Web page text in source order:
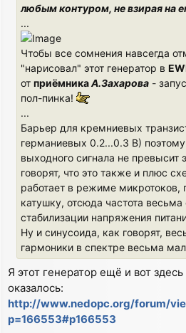
любым контуром, не взирая на
...
Чтобы все сомнения навсегда
"нарисовал" этот генератор в
от приёмникаА.Захарова -
пол-пинка!
...
Барьер для кремниевых
германиевых 0.2...0.3 В)
выходного сигнала не превысит
говорят, что это также и плюс
работает в режиме микротоков,
катушку, отсюда частота весьма
стабилизации напряжения
Ну и синусоида, как говорят,
гармоники в спектре весьма
Я этот генератор ещё и вот
оказалось:
http://www.nedopc.org/forum/
p=166553#p166553